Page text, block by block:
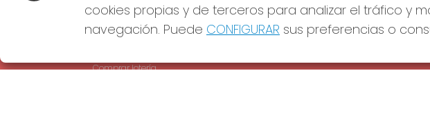
EL DRAC VERMELL DE LA SORT
Comprar lotería
REDES SOCIALES
cookies propias y de terceros para analizar el tráfico y
navegación. Puede CONFIGURAR sus preferencias o